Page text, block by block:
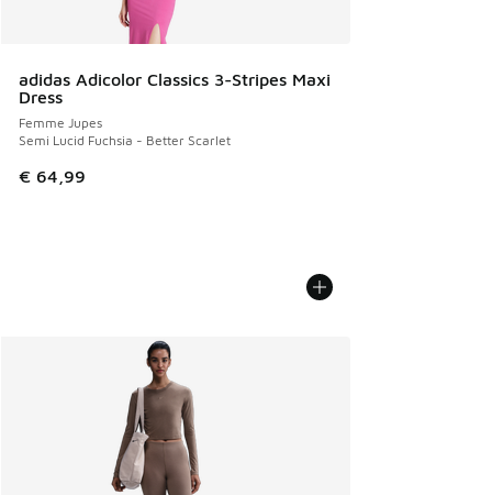
adidas Adicolor Classics 3-Stripes Maxi
Dress
Femme Jupes
Semi Lucid Fuchsia - Better Scarlet
€ 64,99